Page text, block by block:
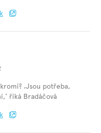
‚Jsou potřeba,
říká Bradáčová